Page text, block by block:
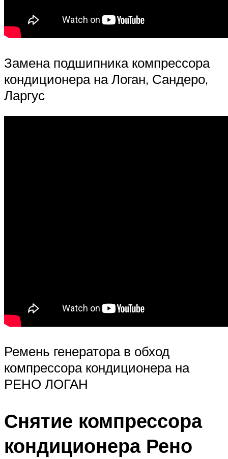
Замена подшипника компрессора
кондиционера на Логан, Сандеро,
Ларгус
Ремень генератора в обход
компрессора кондиционера на
РЕНО ЛОГАН
Снятие компрессора
кондиционера Рено